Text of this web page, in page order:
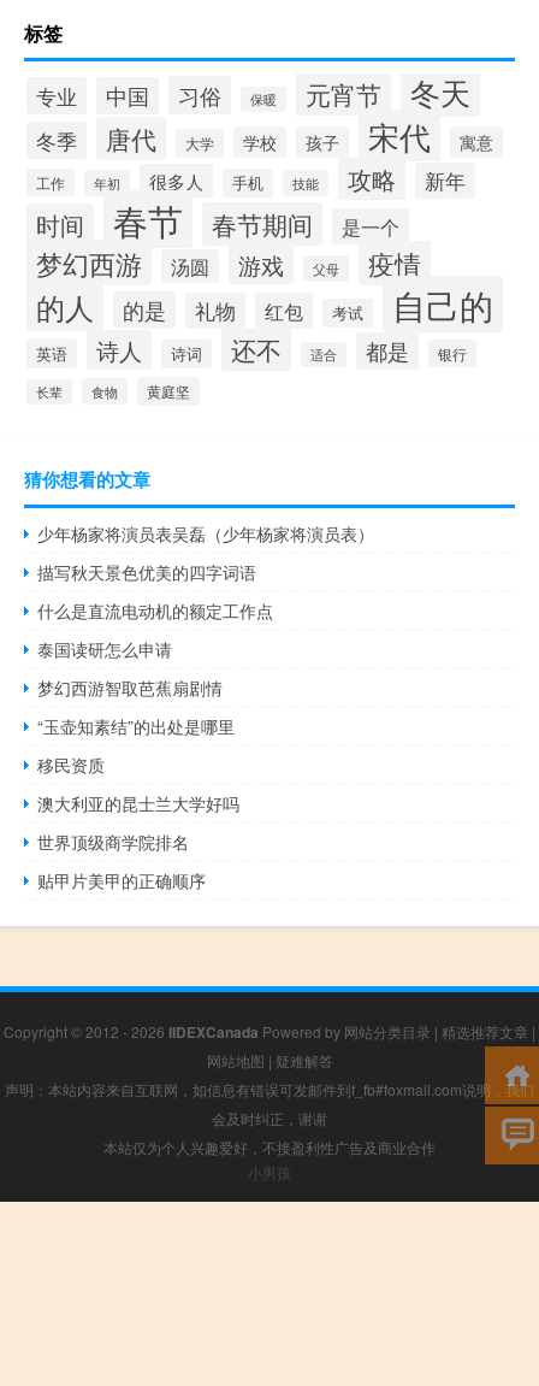
标签
专业 中国 习俗 保暖 元宵节 冬天
冬季 唐代 大学 学校 孩子 宋代 寓意
工作 年初 很多人 手机 技能 攻略 新年
时间 春节 春节期间 是一个
梦幻西游 汤圆 游戏 父母 疫情
的人 的是 礼物 红包 考试 自己的
英语 诗人 诗词 还不 适合 都是 银行
长辈 食物 黄庭坚
猜你想看的文章
少年杨家将演员表吴磊（少年杨家将演员表）
描写秋天景色优美的四字词语
什么是直流电动机的额定工作点
泰国读研怎么申请
梦幻西游智取芭蕉扇剧情
“玉壶知素结”的出处是哪里
移民资质
澳大利亚的昆士兰大学好吗
世界顶级商学院排名
贴甲片美甲的正确顺序
Copyright © 2012 - 2026 IIDEXCanada Powered by 网站分类目录 | 精选推荐文章 |
网站地图 | 疑难解答
声明：本站内容来自互联网，如信息有错误可发邮件到f_fb#foxmail.com说明，我们
会及时纠正，谢谢
本站仅为个人兴趣爱好，不接盈利性广告及商业合作
小男孩